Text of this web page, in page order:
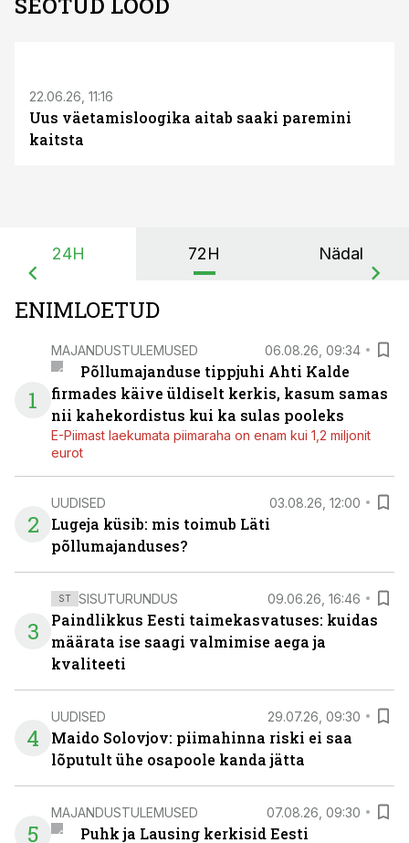
22.06.26, 11:16
Uus väetamisloogika aitab saaki paremini
kaitsta
24H 72H Nädal
ENIMLOETUD
1
MAJANDUSTULEMUSED 06.08.26, 09:34
Põllumajanduse tippjuhi Ahti Kalde
firmades käive üldiselt kerkis, kasum samas
nii kahekordistus kui ka sulas pooleks
E-Piimast laekumata piimaraha on enam kui 1,2 miljonit
eurot
2
UUDISED 03.08.26, 12:00
Lugeja küsib: mis toimub Läti
põllumajanduses?
3
ST SISUTURUNDUS 09.06.26, 16:46
Paindlikkus Eesti taimekasvatuses: kuidas
määrata ise saagi valmimise aega ja
kvaliteeti
4
UUDISED 29.07.26, 09:30
Maido Solovjov: piimahinna riski ei saa
lõputult ühe osapoole kanda jätta
5
MAJANDUSTULEMUSED 07.08.26, 09:30
Puhk ja Lausing kerkisid Eesti